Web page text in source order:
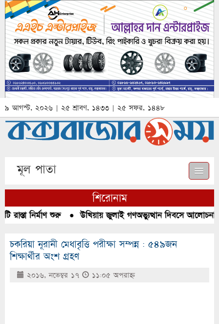
৯ আগস্ট, ২০২৬ | ২৫ শ্রাবণ, ১৪৩৩ | ২৫ সফর, ১৪৪৮
মূল পাতা
শিরোনাম
নির্মাণ শুরু●উখিয়ায় জুলাই গণঅভ্যুত্থান দিবসে আলোচনা,
চকরিয়া নূরানী মেধাবৃত্তি পরীক্ষা সম্পন্ন : ৫৪৯জন
শিক্ষার্থীর অংশ গ্রহণ
২০১৬, নভেম্বর ১৭ ১১:০৫ অপরাহ্ণ